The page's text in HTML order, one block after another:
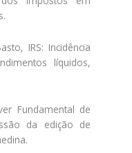
IRS: Incidência
líquidos,
Fundamental de
da edição de